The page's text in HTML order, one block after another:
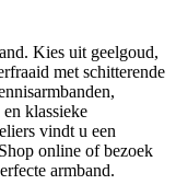
Kies uit geelgoud,
met schitterende
klassieke
vindt u een
online of bezoek
armband.